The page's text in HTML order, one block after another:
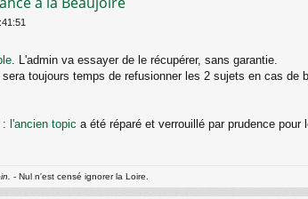
. L'admin va essayer de le récupérer, sans garantie.
toujours temps de refusionner les 2 sujets en cas de
: l'ancien topic a été réparé et verrouillé par prudence pour
- Nul n'est censé ignorer la Loire.